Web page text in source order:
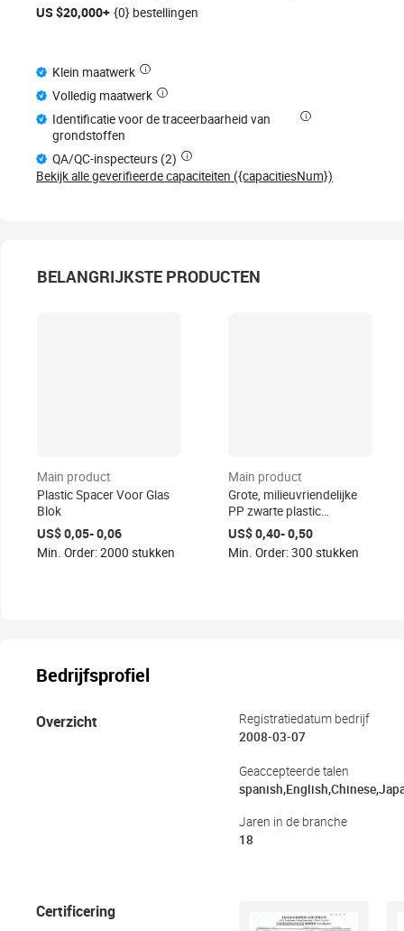
US $20,000+ {0} bestellingen
Klein maatwerk
Volledig maatwerk
Identificatie voor de traceerbaarheid van
grondstoffen
QA/QC-inspecteurs (2)
Bekijk alle geverifieerde capaciteiten ({capacitiesNum})
BELANGRIJKSTE PRODUCTEN
Main product
Plastic Spacer Voor Glas
Blok
US$ 0,05- 0,06
Min. Order: 2000 stukken
Main product
Grote, milieuvriendelijke
PP zwarte plastic
plantenbakken voor huis
& tuin - diverse maten
US$ 0,40- 0,50
Min. Order: 300 stukken
Bedrijfsprofiel
Overzicht
Registratiedatum bedrijf
2008-03-07
Geaccepteerde talen
Jaren in de branche
18
Certificering